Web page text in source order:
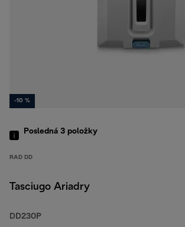
-10 %
Posledná 3 položky
RAD DD
Tasciugo Ariadry
DD230P